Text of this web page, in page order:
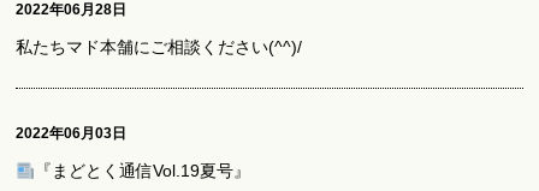
2022年06月28日
私たちマド本舗にご相談ください(^^)/
2022年06月03日
『まどとく通信Vol.19夏号』